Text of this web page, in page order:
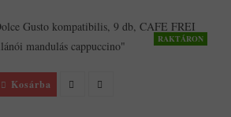
RAKTÁRON
Kosárba